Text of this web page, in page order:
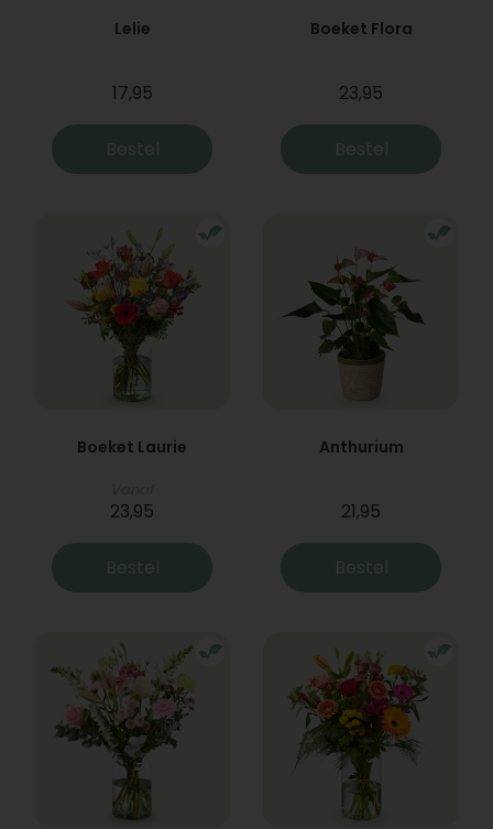
Lelie
17,95
Bestel
Boeket Flora
23,95
Bestel
Boeket Laurie
23,95
Bestel
Anthurium
21,95
Bestel